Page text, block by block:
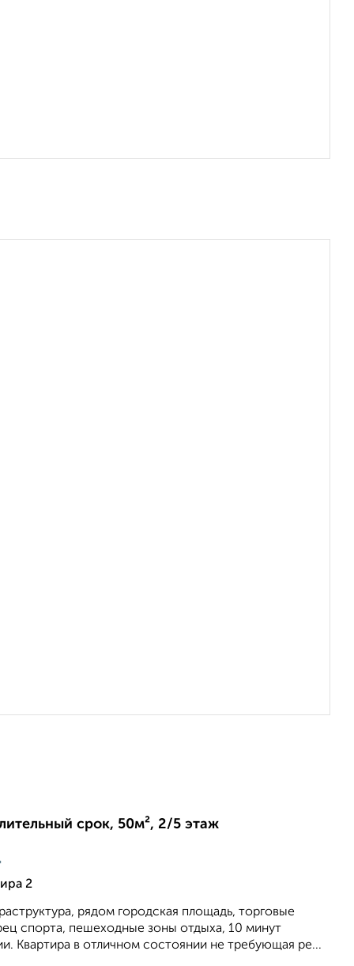
срок, 50м², 2/5 этаж
2
рядом городская площадь, торговые
спорта, пешеходные зоны отдыха, 10 минут
Квартира в отличном состоянии не требующая ре...